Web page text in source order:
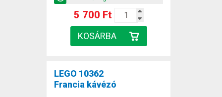
5 700 Ft
LEGO 10362
Francia kávézó